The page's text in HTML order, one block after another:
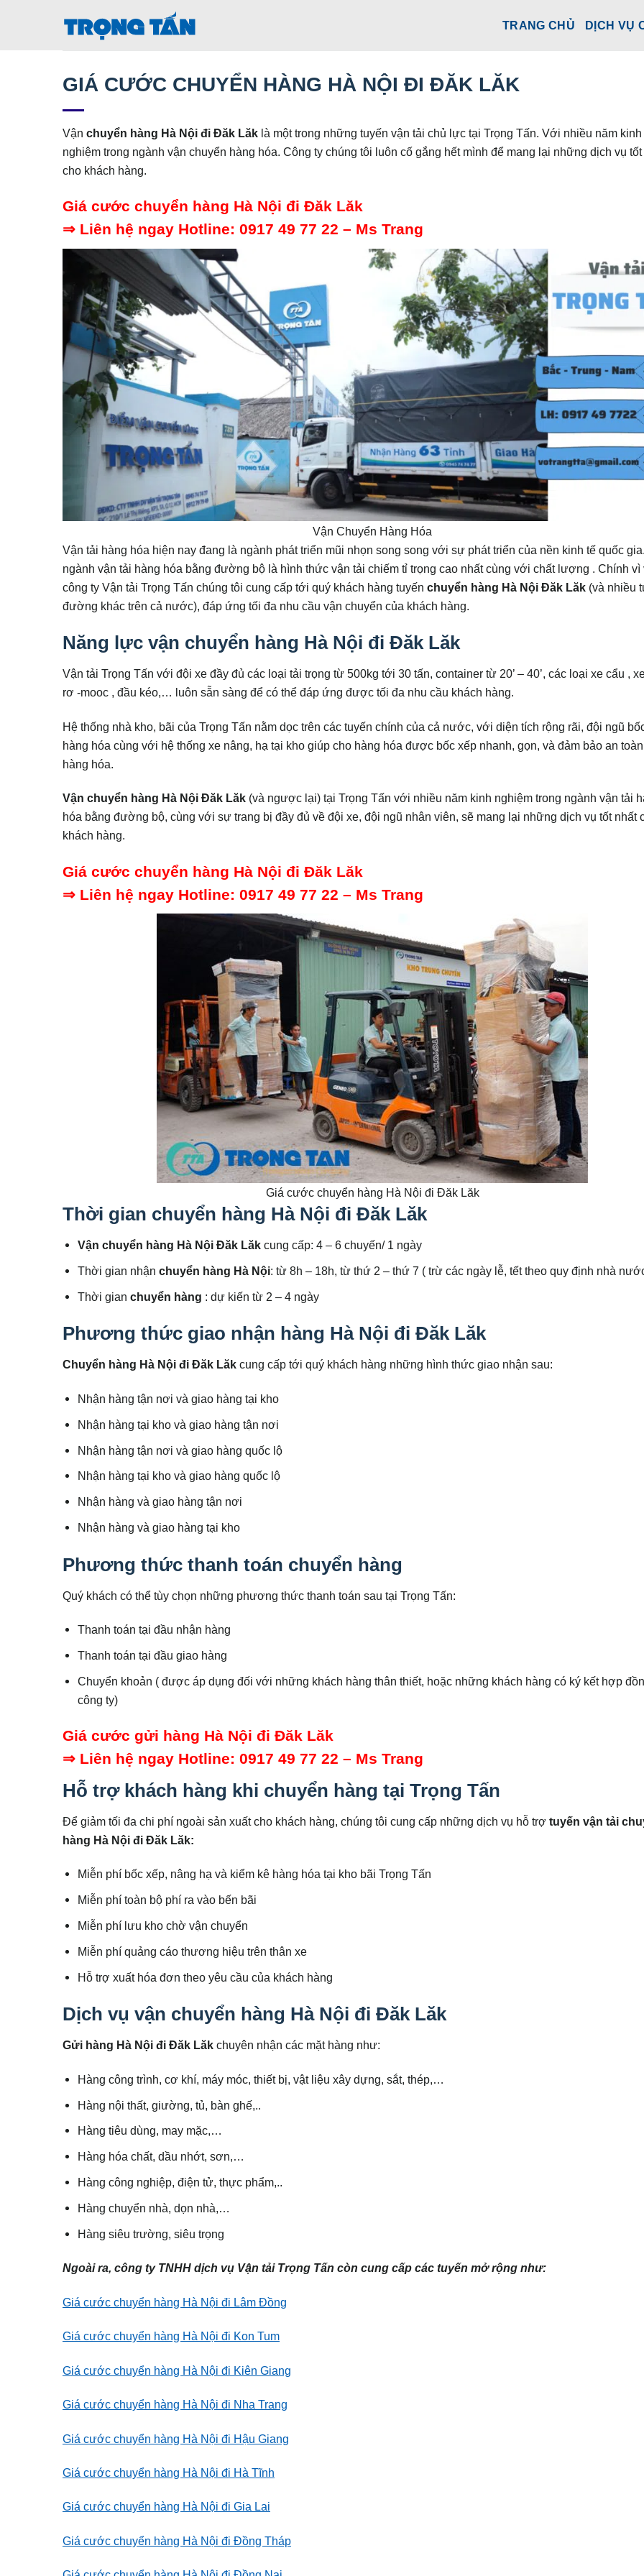
TRANG CHỦ DỊCH VỤ
GIÁ CƯỚC CHUYỂN HÀNG HÀ NỘI ĐI ĐĂK LĂK
Vận chuyển hàng Hà Nội đi Đăk Lăk là một trong những tuyến vận tải chủ lực tại Trọng Tấn. Với nhiều năm kinh
nghiệm trong ngành vận chuyển hàng hóa. Công ty chúng tôi luôn cố gắng hết mình để mang lại những dịch vụ
cho khách hàng.
Giá cước chuyển hàng Hà Nội đi Đăk Lăk
⇒ Liên hệ ngay Hotline: 0917 49 77 22 – Ms Trang
Vận Chuyển Hàng Hóa
Vận tải hàng hóa hiện nay đang là ngành phát triển mũi nhọn song song với sự phát triển của nền kinh tế quốc
ngành vận tải hàng hóa bằng đường bộ là hình thức vận tải chiếm tỉ trọng cao nhất cùng với chất lượng . Chính vì
công ty Vận tải Trọng Tấn chúng tôi cung cấp tới quý khách hàng tuyến chuyển hàng Hà Nội Đăk Lăk (và nhiều
đường khác trên cả nước), đáp ứng tối đa nhu cầu vận chuyển của khách hàng.
Năng lực vận chuyển hàng Hà Nội đi Đăk Lăk
Vận tải Trọng Tấn với đội xe đầy đủ các loại tải trọng từ 500kg tới 30 tấn, container từ 20’ – 40’, các loại xe cẩu ,
rơ -mooc , đầu kéo,… luôn sẵn sàng để có thể đáp ứng được tối đa nhu cầu khách hàng.
Hệ thống nhà kho, bãi của Trọng Tấn nằm dọc trên các tuyến chính của cả nước, với diện tích rộng rãi, đội ngũ
hàng hóa cùng với hệ thống xe nâng, hạ tại kho giúp cho hàng hóa được bốc xếp nhanh, gọn, và đảm bảo an
hàng hóa.
Vận chuyển hàng Hà Nội Đăk Lăk (và ngược lại) tại Trọng Tấn với nhiều năm kinh nghiệm trong ngành vận tải
hóa bằng đường bộ, cùng với sự trang bị đầy đủ về đội xe, đội ngũ nhân viên, sẽ mang lại những dịch vụ tốt nhất
khách hàng.
Giá cước chuyển hàng Hà Nội đi Đăk Lăk
⇒ Liên hệ ngay Hotline: 0917 49 77 22 – Ms Trang
Giá cước chuyển hàng Hà Nội đi Đăk Lăk
Thời gian chuyển hàng Hà Nội đi Đăk Lăk
Vận chuyển hàng Hà Nội Đăk Lăk cung cấp: 4 – 6 chuyến/ 1 ngày
Thời gian nhậnchuyển hàng Hà Nội: từ 8h – 18h, từ thứ 2 – thứ 7 ( trừ các ngày lễ, tết theo quy định nhà
Thời gian chuyển hàng : dự kiến từ 2 – 4 ngày
Phương thức giao nhận hàng Hà Nội đi Đăk Lăk
Chuyển hàng Hà Nội đi Đăk Lăk cung cấp tới quý khách hàng những hình thức giao nhận sau:
Nhận hàng tận nơi và giao hàng tại kho
Nhận hàng tại kho và giao hàng tận nơi
Nhận hàng tận nơi và giao hàng quốc lộ
Nhận hàng tại kho và giao hàng quốc lộ
Nhận hàng và giao hàng tận nơi
Nhận hàng và giao hàng tại kho
Phương thức thanh toán chuyển hàng
Quý khách có thể tùy chọn những phương thức thanh toán sau tại Trọng Tấn:
Thanh toán tại đầu nhận hàng
Thanh toán tại đầu giao hàng
Chuyển khoản ( được áp dụng đối với những khách hàng thân thiết, hoặc những khách hàng có ký kết hợp
công ty)
Giá cước gửi hàng Hà Nội đi Đăk Lăk
⇒ Liên hệ ngay Hotline: 0917 49 77 22 – Ms Trang
Hỗ trợ khách hàng khi chuyển hàng tại Trọng Tấn
Để giảm tối đa chi phí ngoài sản xuất cho khách hàng, chúng tôi cung cấp những dịch vụ hỗ trợ tuyến vận tải
hàng Hà Nội đi Đăk Lăk:
Miễn phí bốc xếp, nâng hạ và kiểm kê hàng hóa tại kho bãi Trọng Tấn
Miễn phí toàn bộ phí ra vào bến bãi
Miễn phí lưu kho chờ vận chuyển
Miễn phí quảng cáo thương hiệu trên thân xe
Hỗ trợ xuất hóa đơn theo yêu cầu của khách hàng
Dịch vụ vận chuyển hàng Hà Nội đi Đăk Lăk
Gửi hàng Hà Nội đi Đăk Lăk chuyên nhận các mặt hàng như:
Hàng công trình, cơ khí, máy móc, thiết bị, vật liệu xây dựng, sắt, thép,…
Hàng nội thất, giường, tủ, bàn ghế,..
Hàng tiêu dùng, may mặc,…
Hàng hóa chất, dầu nhớt, sơn,…
Hàng công nghiệp, điện tử, thực phẩm,..
Hàng chuyển nhà, dọn nhà,…
Hàng siêu trường, siêu trọng
Ngoài ra, công ty TNHH dịch vụ Vận tải Trọng Tấn còn cung cấp các tuyến mở rộng như:
Giá cước chuyển hàng Hà Nội đi Lâm Đồng
Giá cước chuyển hàng Hà Nội đi Kon Tum
Giá cước chuyển hàng Hà Nội đi Kiên Giang
Giá cước chuyển hàng Hà Nội đi Nha Trang
Giá cước chuyển hàng Hà Nội đi Hậu Giang
Giá cước chuyển hàng Hà Nội đi Hà Tĩnh
Giá cước chuyển hàng Hà Nội đi Gia Lai
Giá cước chuyển hàng Hà Nội đi Đồng Tháp